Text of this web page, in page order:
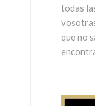
todas
que no